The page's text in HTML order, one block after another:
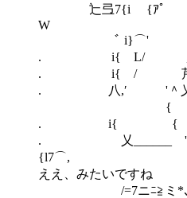
辷弖7{i {ｱ
W
ﾞ i}⌒' ‐'-
. i{ L/ ,/
. i{ / 芹
. 八,′ '＾乂
{ /_ ィ
. i{ { '
. 乂______
ええ、みたいですね
/=7ニﾆ≧ミ*､